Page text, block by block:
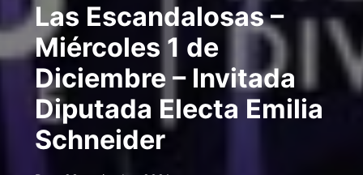
Las Escandalosas –
Miércoles 1 de
Diciembre – Invitada
Diputada Electa Emilia
Schneider